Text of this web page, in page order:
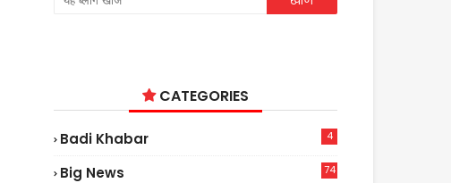
CATEGORIES
Badi Khabar 4
Big News
74